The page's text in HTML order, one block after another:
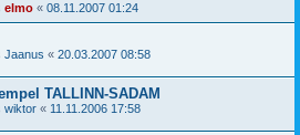
elmo « 08.11.2007 01:24
Jaanus « 20.03.2007 08:58
TALLINN-SADAM
wiktor « 11.11.2006 17:58